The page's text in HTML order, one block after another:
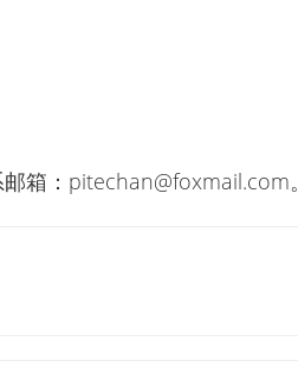
箱：pitechan@foxmail.com。